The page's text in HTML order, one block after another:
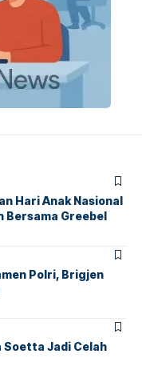
Hari Anak Nasional
Bersama Greebel
Polri, Brigjen
Soetta Jadi Celah